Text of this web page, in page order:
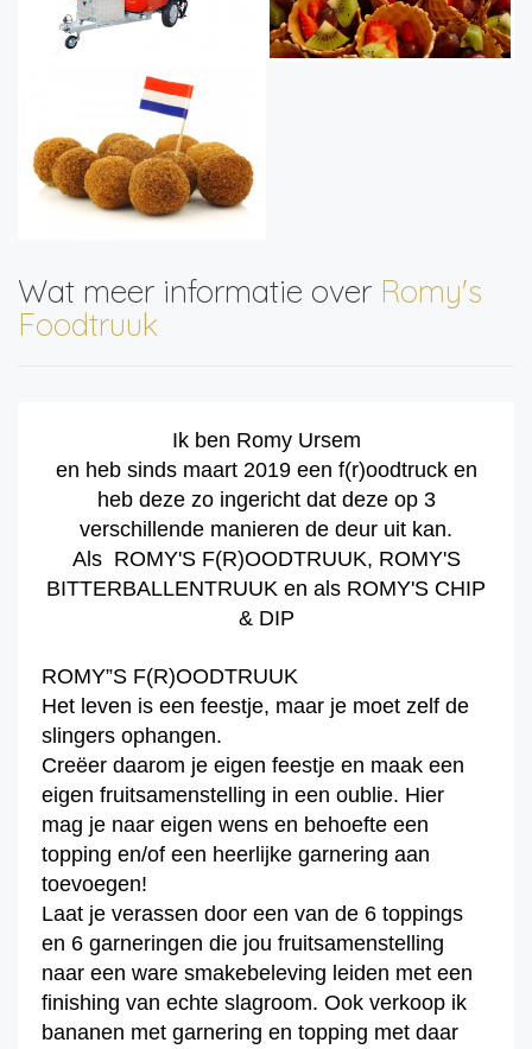
Wat meer informatie over Romy's
Foodtruuk
Ik ben Romy Ursem
en heb sinds maart 2019 een f(r)oodtruck en
heb deze zo ingericht dat deze op 3
verschillende manieren de deur uit kan.
Als ROMY'S F(R)OODTRUUK, ROMY'S
BITTERBALLENTRUUK en als ROMY'S CHIP
& DIP
ROMY”S F(R)OODTRUUK
Het leven is een feestje, maar je moet zelf de
slingers ophangen.
Creëer daarom je eigen feestje en maak een
eigen fruitsamenstelling in een oublie. Hier
mag je naar eigen wens en behoefte een
topping en/of een heerlijke garnering aan
toevoegen!
Laat je verassen door een van de 6 toppings
en 6 garneringen die jou fruitsamenstelling
naar een ware smakebeleving leiden met een
finishing van echte slagroom. Ook verkoop ik
bananen met garnering en topping met daar